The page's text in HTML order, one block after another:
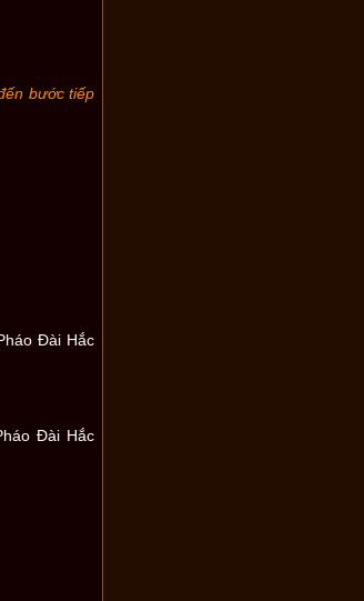
bước tiếp
Đài Hắc
Đài Hắc